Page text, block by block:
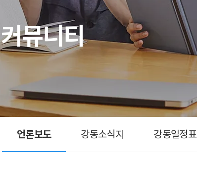
자
립
생
활
센
터
커뮤니티
언론보도 강동소식지 강동일정표